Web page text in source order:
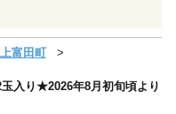
富田町
入り★2026年8月初旬頃より